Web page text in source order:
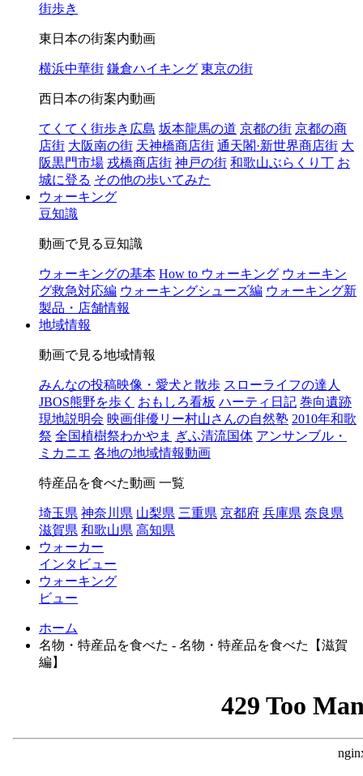
街歩き
東日本の街案内動画
横浜中華街 鎌倉ハイキング 東京の街
西日本の街案内動画
てくてく街歩き広島 坂本龍馬の道 京都の街 京都の商
店街 大阪南の街 天神橋商店街 通天閣·新世界商店街 大
阪黒門市場 戎橋商店街 神戸の街 和歌山ぶらくり丁 お
城に登る その他の歩いてみた
ウォーキング
豆知識
動画で見る豆知識
ウォーキングの基本 How to ウォーキング ウォーキン
グ救急対応編 ウォーキングシューズ編 ウォーキング新
製品・店舗情報
地域情報
動画で見る地域情報
みんなの投稿映像・愛犬と散歩 スローライフの達人
JBOS熊野を歩く
おもしろ看板 ハーティ日記 巻向遺跡
現地説明会 映画俳優リー村山さんの自然塾 2010年和歌
祭 全国植樹祭わかやま ぎふ清流国体 アンサンブル・
ミカニエ 各地の地域情報動画
特産品を食べた動画 一覧
埼玉県 神奈川県 山梨県 三重県 京都府 兵庫県 奈良県
滋賀県 和歌山県 高知県
ウォーカー
インタビュー
ウォーキング
ビュー
ホーム
名物・特産品を食べた - 名物・特産品を食べた【滋賀
編】